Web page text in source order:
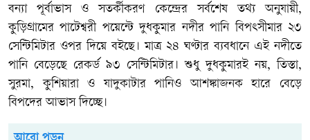
বন্যা পূর্বাভাস ও সতর্কীকরণ কেন্দ্রের সর্বশেষ তথ্য অনুযায়ী,
কুড়িগ্রামের পাটেশ্বরী পয়েন্টে দুধকুমার নদীর পানি বিপৎসীমার ২৩
সেন্টিমিটার ওপর দিয়ে বইছে। মাত্র ২৪ ঘণ্টার ব্যবধানে এই নদীতে
পানি বেড়েছে রেকর্ড ৯৩ সেন্টিমিটার। শুধু দুধকুমারই নয়, তিস্তা,
সুরমা, কুশিয়ারা ও যাদুকাটার পানিও আশঙ্কাজনক হারে বেড়ে
বিপদের আভাস দিচ্ছে।